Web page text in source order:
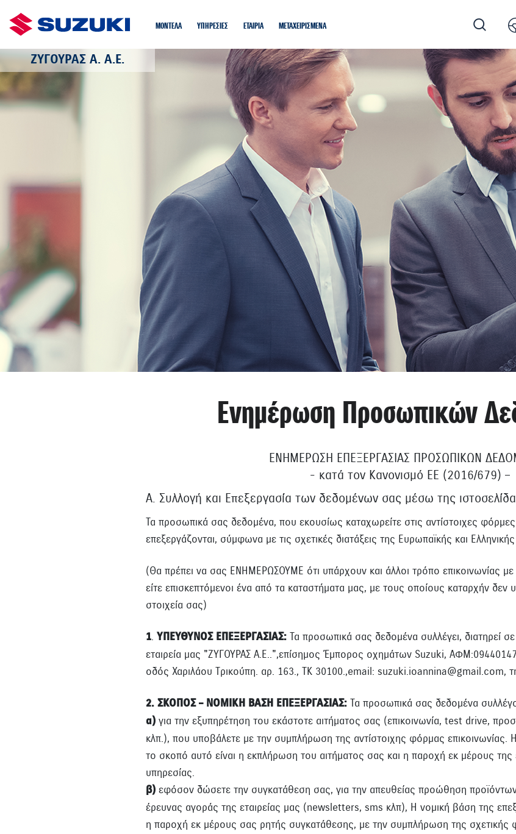
ΖΥΓΟΥΡΑΣ Α. Α.Ε.
ΜΟΝΤΕΛΑ ΥΠΗΡΕΣΙΕΣ EΤΑIΡΙΑ ΜΕΤΑΧΕΙΡΙΣΜΕΝΑ
Ενημέρωση Προσωπικών
ΕΝΗΜΕΡΩΣΗ ΕΠΕΞΕΡΓΑΣΙΑΣ ΠΡΟΣΩΠΙΚΩΝ
- κατά τον Κανονισμό ΕΕ (2016/679) –
Α. Συλλογή και Επεξεργασία των δεδομένων σας μέσω της
Τα προσωπικά σας δεδομένα, που εκουσίως καταχωρείτε στις αντίστοιχες φόρμες
επεξεργάζονται, σύμφωνα με τις σχετικές διατάξεις της Ευρωπαϊκής και
(Θα πρέπει να σας ΕΝΗΜΕΡΩΣΟΥΜΕ ότι υπάρχουν και άλλοι τρόπο επικοινωνίας με
είτε επισκεπτόμενοι ένα από τα καταστήματα μας, με τους οποίους καταρχήν δεν
στοιχεία σας)
1. ΥΠΕΥΘΥΝΟΣ ΕΠΕΞΕΡΓΑΣΙΑΣ: Τα προσωπικά σας δεδομένα συλλέγει, διατηρεί σε
εταιρεία μας "ΖΥΓΟΥΡΑΣ Α.Ε..",επίσημος Έμπορος οχημάτων Suzuki,
οδός Χαριλάου Τρικούπη. αρ. 163., ΤΚ 30100.,email: suzuki.ioannina@gmail.com,
2. ΣΚΟΠΟΣ – ΝΟΜΙΚΗ ΒΑΣΗ ΕΠΕΞΕΡΓΑΣΙΑΣ: Τα προσωπικά σας δεδομένα
α) για την εξυπηρέτηση του εκάστοτε αιτήματος σας (επικοινωνία, test drive,
κλπ.), που υποβάλετε με την συμπλήρωση της αντίστοιχης φόρμας επικοινωνίας.
το σκοπό αυτό είναι η εκπλήρωση του αιτήματος σας και η παροχή εκ μέρους της
υπηρεσίας.
β) εφόσον δώσετε την συγκατάθεση σας, για την απευθείας προώθηση προϊόντων
έρευνας αγοράς της εταιρείας μας (newsletters, sms κλπ), Η νομική βάση της
η παροχή εκ μέρους σας ρητής συγκατάθεσης, με την συμπλήρωση της